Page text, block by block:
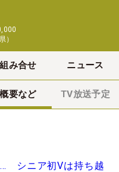
）
組み合せ ニュース
概要など TV放送予定
シニア初Vは持ち越